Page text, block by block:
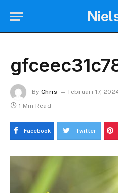
By Chris februari 17,
1 Min Read
Facebook Twitter